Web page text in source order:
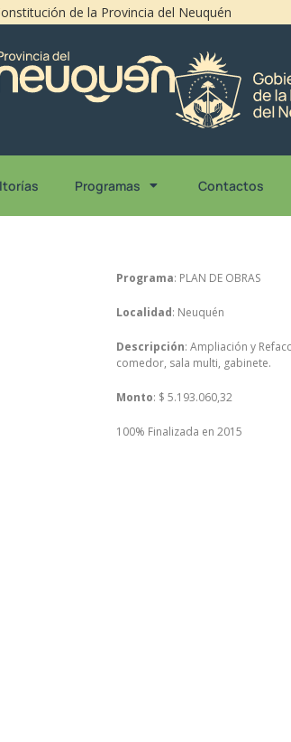
de la Provincia del Neuquén
Programas Contactos
Programa: PLAN DE OBRAS
Localidad: Neuquén
Descripción: Ampliación y
comedor, sala multi, gabinete.
Monto: $ 5.193.060,32
100% Finalizada en 2015